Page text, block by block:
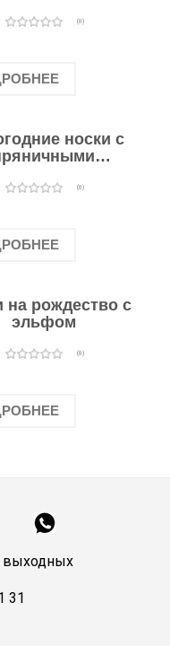
оленями(0)
носки с
(0)
на рождество с
эльфом
(0)
выходных
31